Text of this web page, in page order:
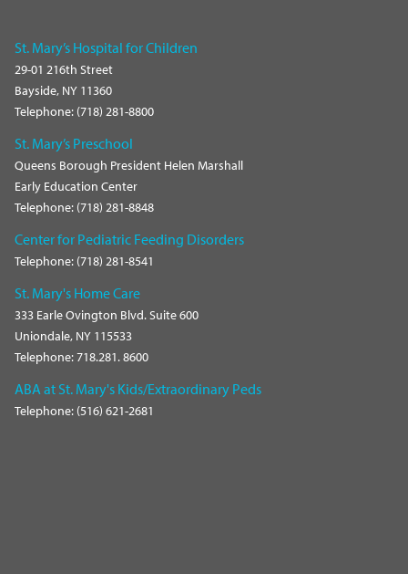
St. Mary’s Hospital for Children
29-01 216th Street
Bayside, NY 11360
Telephone: (718) 281-8800
St. Mary’s Preschool
Queens Borough President Helen Marshall
Early Education Center
Telephone: (718) 281-8848
Center for Pediatric Feeding Disorders
Telephone: (718) 281-8541
St. Mary's Home Care
333 Earle Ovington Blvd. Suite 600
Uniondale, NY 115533
Telephone: 718.281. 8600
ABA at St. Mary's Kids/Extraordinary Peds
Telephone: (516) 621-2681